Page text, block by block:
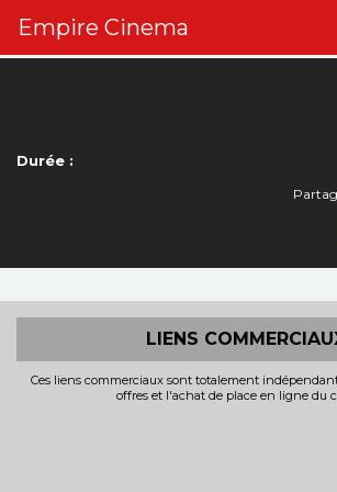
Empire Cinema
Durée :
LIENS
Ces liens commerciaux sont totalement
offres et l'achat de place en ligne du